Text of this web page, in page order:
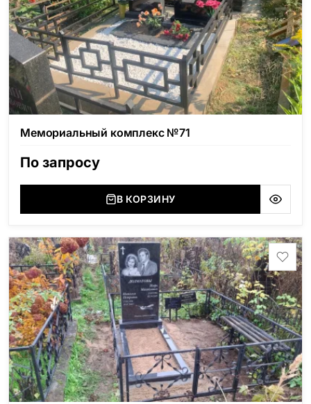
Мемориальный комплекс №71
По запросу
В КОРЗИНУ